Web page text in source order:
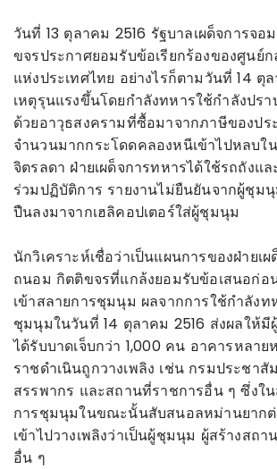
วันที่ 13 ตุลาคม 2516 รัฐบาลเผด็จการจ
ขจรประกาศยอมรับข้อเรียกร้องของศูนย์
แห่งประเทศไทย อย่างไรก็ตามวันที่ 14 ตุ
เหตุรุนแรงขึ้นโดยกำลังทหารใช้กำลังปร
ด้วยอาวุธสงครามที่ซื้อมาจากภาษีของป
จำนวนมากกระโดดคลองหนีเข้าไปหลบใ
จิตรลดา ฝ่ายเผด็จการทหารได้ใช้รถถังแล
ร่วมปฏิบัติการ รายงานไม่ยืนยันจากผู้ชุม
ปืนลงมาจากเฮลิคอปเตอร์ใส่ผู้ชุมนุม
นักวิเคราะห์เชื่อว่าเป็นแผนการของฝ่ายเ
ถนอม กิตติขจรที่แกล้งยอมรับข้อเสนอก่อ
เข้าสลายการชุมนุม ผลจากการใช้กำลังท
ชุมนุมในวันที่ 14 ตุลาคม 2516 ส่งผลให้มี
ได้รับบาดเจ็บกว่า 1,000 คน อาคารหลา
ราชดำเนินถูกวางเพลิง เช่น กรมประชา
สรรพากร และสถานที่ราชการอื่น ๆ ซึ่งใ
การชุมนุมในขณะนั้นสับสนอลหม่านยากต่
เข้าไปวางเพลิงว่าเป็นผู้ชุมนุม ผู้สร้างสถ
อื่น ๆ